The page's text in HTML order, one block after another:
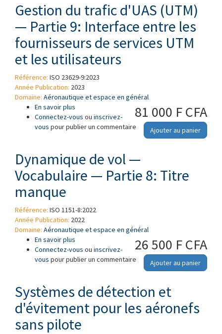
Gestion du trafic d'UAS (UTM)
— Partie 9: Interface entre les
fournisseurs de services UTM
et les utilisateurs
Référence: ISO 23629-9:2023
Année Publication: 2023
Domaine: Aéronautique et espace en général
81 000 F CFA
Ajouter au panier
En savoir plus à propos de Gestion du trafic d'UAS (UTM) —
Partie 9: Interface entre les fournisseurs de
services UTM et les utilisateurs
Connectez-vous ou inscrivez-
vous pour publier un commentaire
Dynamique de vol —
Vocabulaire — Partie 8: Titre
manque
Référence: ISO 1151-8:2022
Année Publication: 2022
Domaine: Aéronautique et espace en général
26 500 F CFA
Ajouter au panier
En savoir plus à propos de Dynamique de vol — Vocabulaire
— Partie 8: Titre manque
Connectez-vous ou inscrivez-
vous pour publier un commentaire
Systèmes de détection et
d'évitement pour les aéronefs
sans pilote